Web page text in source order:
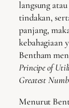
langsung
tindakan,
panjang,
kebahagiaan
Bentham
Principe of
Greatest
Menurut